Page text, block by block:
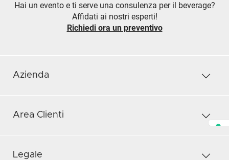
Hai un evento e ti serve una consulenza per il beverage?
Affidati ai nostri esperti!
Richiedi ora un preventivo
Azienda
Area Clienti
Legale